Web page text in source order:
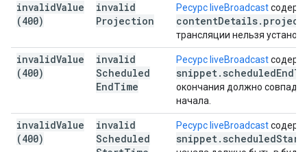
invalidValue
(400)
invalid
Projection
Ресурс liveBroadcast
contentDetails.
трансляции нельзя
invalidValue
(400)
invalid
Scheduled
EndTime
Ресурс liveBroadcast
snippet. scheduledEnd
окончания должно
начала.
invalidValue
(400)
invalid
Scheduled
Ресурс liveBroadcast
snippet. scheduledStart